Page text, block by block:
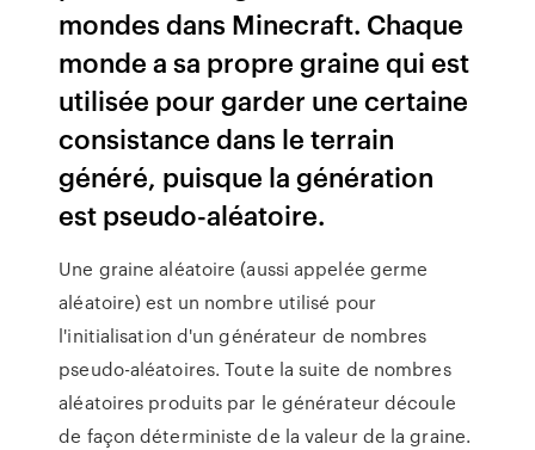
mondes dans Minecraft. Chaque
monde a sa propre graine qui est
utilisée pour garder une certaine
consistance dans le terrain
généré, puisque la génération
est pseudo-aléatoire.
Une graine aléatoire (aussi appelée germe
aléatoire) est un nombre utilisé pour
l'initialisation d'un générateur de nombres
pseudo-aléatoires. Toute la suite de nombres
aléatoires produits par le générateur découle
de façon déterministe de la valeur de la graine.